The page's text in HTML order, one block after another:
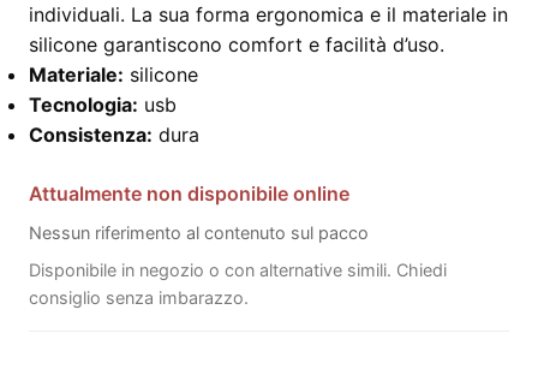
individuali. La sua forma ergonomica e il materiale in
silicone garantiscono comfort e facilità d’uso.
Materiale: silicone
Tecnologia: usb
Consistenza: dura
Attualmente non disponibile online
Nessun riferimento al contenuto sul pacco
Disponibile in negozio o con alternative simili. Chiedi
consiglio senza imbarazzo.